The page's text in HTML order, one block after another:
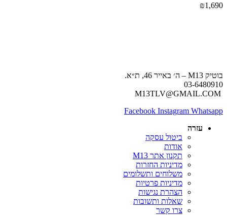
₪1,690
בוטיק M13 – ה׳ באייר 46, ת״א.
03-6480910
Facebook Instagram Whatsapp
עזרה
ביטול עסקה
אודות
תקנון אתר M13
מדיניות החזרות
משלוחים ותשלומים
מדיניות פרטיות
הצהרת נגישות
שאלות ותשובות
צרו קשר